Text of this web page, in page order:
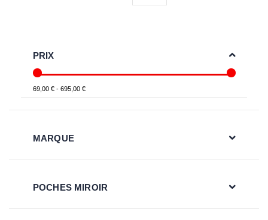
PRIX
69,00 € - 695,00 €
MARQUE
POCHES MIROIR